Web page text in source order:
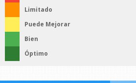
Limitado
Puede Mejorar
Bien
Óptimo